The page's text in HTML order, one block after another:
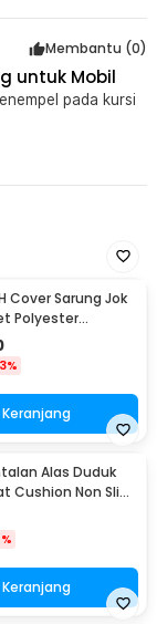
Membantu (0)
untuk Mobil
pada kursi
Cover Sarung Jok
Polyester
- R10
Keranjang
Alas Duduk
Cushion Non Slip
SC-015
Keranjang